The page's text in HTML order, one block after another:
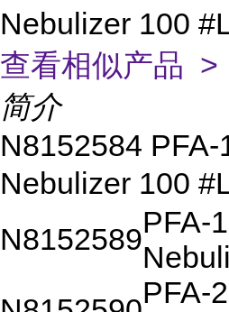
Nebulizer 100
查看相似产品 >
简介
N8152584 PFA-
Nebulizer 100
N8152589PFA-
PFA-